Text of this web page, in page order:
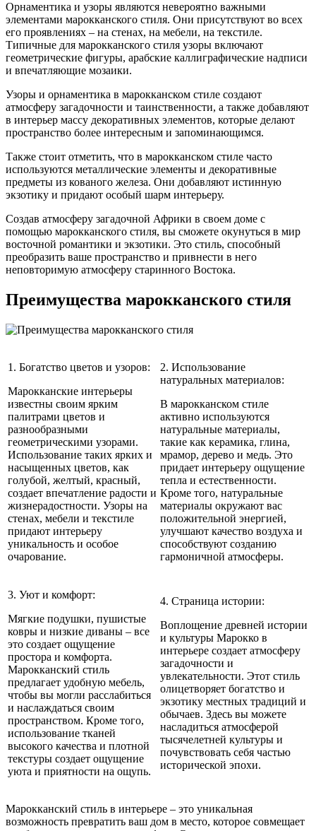
Орнаментика и узоры являются невероятно важными
элементами марокканского стиля. Они присутствуют во всех
его проявлениях – на стенах, на мебели, на текстиле.
Типичные для марокканского стиля узоры включают
геометрические фигуры, арабские каллиграфические надписи
и впечатляющие мозаики.
Узоры и орнаментика в марокканском стиле создают
атмосферу загадочности и таинственности, а также добавляют
в интерьер массу декоративных элементов, которые делают
пространство более интересным и запоминающимся.
Также стоит отметить, что в марокканском стиле часто
используются металлические элементы и декоративные
предметы из кованого железа. Они добавляют истинную
экзотику и придают особый шарм интерьеру.
Создав атмосферу загадочной Африки в своем доме с
помощью марокканского стиля, вы сможете окунуться в мир
восточной романтики и экзотики. Это стиль, способный
преобразить ваше пространство и привнести в него
неповторимую атмосферу старинного Востока.
Преимущества марокканского стиля
1. Богатство цветов и узоров:
Марокканские интерьеры
известны своим ярким
палитрами цветов и
разнообразными
геометрическими узорами.
Использование таких ярких и
насыщенных цветов, как
голубой, желтый, красный,
создает впечатление радости и
жизнерадостности. Узоры на
стенах, мебели и текстиле
придают интерьеру
уникальность и особое
очарование.
2. Использование
натуральных материалов:
В марокканском стиле
активно используются
натуральные материалы,
такие как керамика, глина,
мрамор, дерево и медь. Это
придает интерьеру ощущение
тепла и естественности.
Кроме того, натуральные
материалы окружают вас
положительной энергией,
улучшают качество воздуха и
способствуют созданию
гармоничной атмосферы.
3. Уют и комфорт:
Мягкие подушки, пушистые
ковры и низкие диваны – все
это создает ощущение
простора и комфорта.
Марокканский стиль
предлагает удобную мебель,
чтобы вы могли расслабиться
и наслаждаться своим
пространством. Кроме того,
использование тканей
высокого качества и плотной
текстуры создает ощущение
уюта и приятности на ощупь.
4. Страница истории:
Воплощение древней истории
и культуры Марокко в
интерьере создает атмосферу
загадочности и
увлекательности. Этот стиль
олицетворяет богатство и
экзотику местных традиций и
обычаев. Здесь вы можете
насладиться атмосферой
тысячелетней культуры и
почувствовать себя частью
исторической эпохи.
Марокканский стиль в интерьере – это уникальная
возможность превратить ваш дом в место, которое совмещает